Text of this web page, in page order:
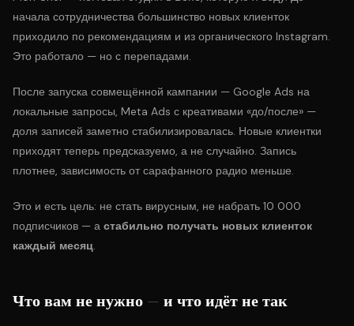
начала сотрудничества большинство новых клиенток
приходило по рекомендациям и из органического Instagram.
Это работало — но с перепадами.
После запуска совмещённой кампании — Google Ads на
локальные запросы, Meta Ads с креативами «до/после» —
доля записей заметно стабилизировалась. Новые клиентки
приходят теперь предсказуемо, а не случайно. Запись
плотнее, зависимость от сарафанного радио меньше.
Это и есть цель: не стать вирусным, не набрать 10 000
подписчиков — а стабильно получать новых клиенток
каждый месяц.
Что вам не нужно — и что идёт не так